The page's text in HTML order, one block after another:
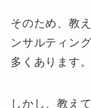
そのため、教
ンサルティン
多くあります。
しかし、教え